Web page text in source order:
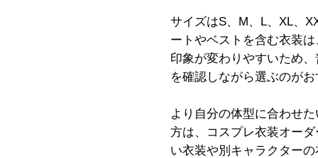
サイズはS、M、L、XL、
ートやベストを含む衣装
印象が変わりやすいため
を確認しながら選ぶのが
より自分の体型に合わせ
方は、コスプレ衣装オー
い衣装や別キャラクター